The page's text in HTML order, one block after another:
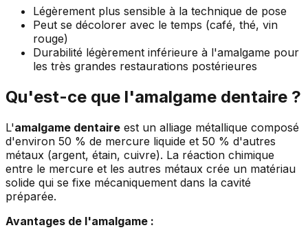
Légèrement plus sensible à la technique de pose
Peut se décolorer avec le temps (café, thé, vin
rouge)
Durabilité légèrement inférieure à l'amalgame pour
les très grandes restaurations postérieures
Qu'est-ce que l'amalgame dentaire ?
L'amalgame dentaire est un alliage métallique composé
d'environ 50 % de mercure liquide et 50 % d'autres
métaux (argent, étain, cuivre). La réaction chimique
entre le mercure et les autres métaux crée un matériau
solide qui se fixe mécaniquement dans la cavité
préparée.
Avantages de l'amalgame :